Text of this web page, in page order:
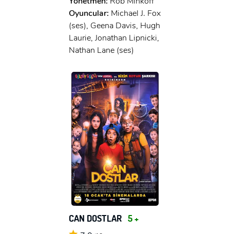
Oyuncular: Michael J. Fox
(ses), Geena Davis, Hugh
Laurie, Jonathan Lipnicki,
Nathan Lane (ses)
CAN DOSTLAR 5 +